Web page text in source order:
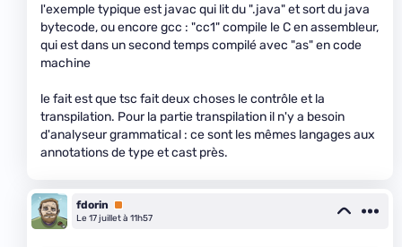
l'exemple typique est javac qui lit du ".java" et sort du java
bytecode, ou encore gcc : "cc1" compile le C en assembleur,
qui est dans un second temps compilé avec "as" en code
machine
le fait est que tsc fait deux choses le contrôle et la
transpilation. Pour la partie transpilation il n'y a besoin
d'analyseur grammatical : ce sont les mêmes langages aux
annotations de type et cast près.
fdorin
Premium
Le 17 juillet à 11h57